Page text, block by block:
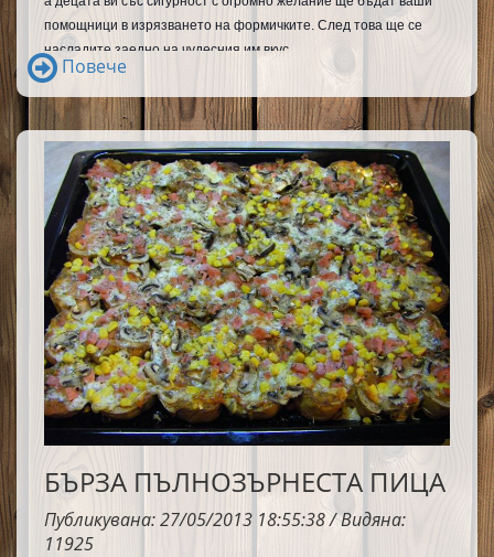
помощници в изрязването на формичките. След това ще се
насладите заедно на чудесния им вкус.
Повече
БЪРЗА ПЪЛНОЗЪРНЕСТА ПИЦА
Публикувана: 27/05/2013 18:55:38 / Видяна:
11925